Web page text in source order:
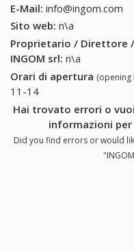
E-Mail: info@ingom.com
Sito web: n\a
Proprietario / Direttore
INGOM srl: n\a
Orari di apertura (opening
11-14
Hai trovato errori o
informazioni per
Did you find errors or would